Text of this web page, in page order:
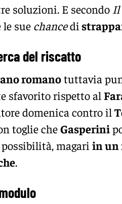
soluzioni. E secondo Il
le sue chancedi
del riscatto
romanotuttavia
sfavorito rispetto al
domenica contro il
toglie cheGasperini
magari in un
.